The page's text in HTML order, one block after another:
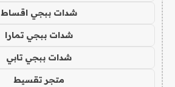
شدات ببجي اقساط
شدات ببجي تمارا
شدات ببجي تابي
متجر تقسيط